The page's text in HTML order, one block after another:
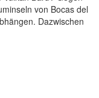
von Bocas del
Dazwischen